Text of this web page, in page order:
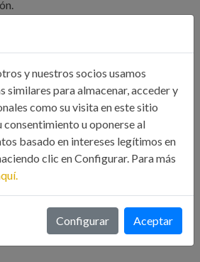
AutoCad
costes indirectos en las partidas
UN PRESUPUESTO
propiedad, dirección de
del calculado.
a una cifra dada.
y nuestros socios usamos
similares para almacenar, acceder y
como su visita en este sitio
consentimiento u oponerse al
basado en intereses legítimos en
clic en Configurar. Para más
Configurar Aceptar